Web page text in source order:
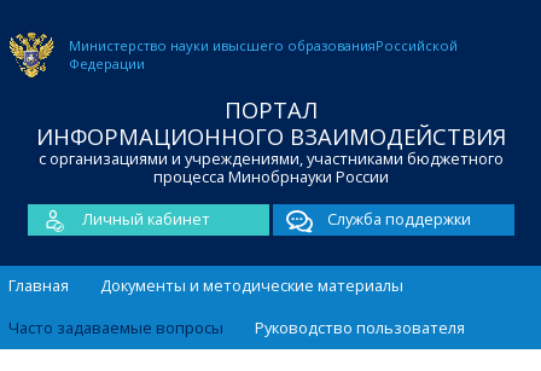
Министерство науки ивысшего образованияРоссийской
Федерации
ПОРТАЛ
ИНФОРМАЦИОННОГО ВЗАИМОДЕЙСТВИЯ
с организациями и учреждениями, участниками бюджетного
процесса Минобрнауки России
Личный кабинет
Служба поддержки
Главная
Документы и методические материалы
Часто задаваемые вопросы
Руководство пользователя